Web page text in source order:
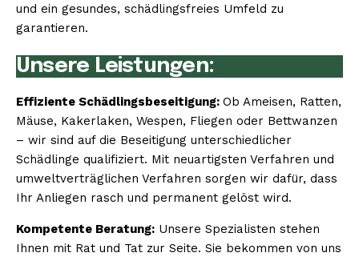
und ein gesundes, schädlingsfreies Umfeld zu
garantieren.
Unsere Leistungen:
Effiziente Schädlingsbeseitigung: Ob Ameisen, Ratten,
Mäuse, Kakerlaken, Wespen, Fliegen oder Bettwanzen
– wir sind auf die Beseitigung unterschiedlicher
Schädlinge qualifiziert. Mit neuartigsten Verfahren und
umweltverträglichen Verfahren sorgen wir dafür, dass
Ihr Anliegen rasch und permanent gelöst wird.
Kompetente Beratung: Unsere Spezialisten stehen
Ihnen mit Rat und Tat zur Seite. Sie bekommen von uns